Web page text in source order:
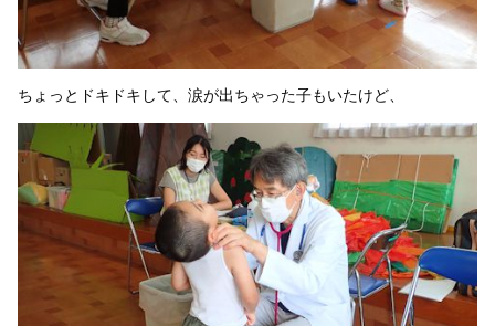
ちょっとドキドキして、涙が出ちゃった子もいたけど、